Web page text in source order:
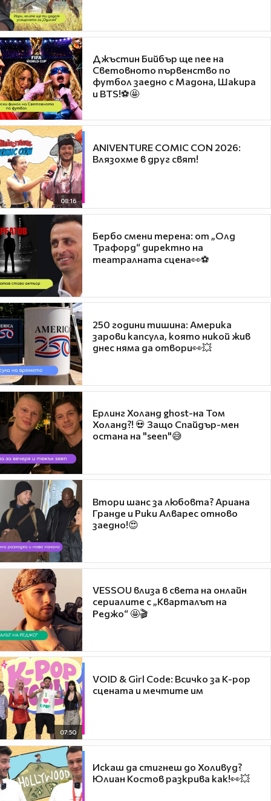
Джъстин Бийбър ще пее на
Световното първенство по
футбол заедно с Мадона, Шакира
и BTS!⚽🤩
08:16
ANIVENTURE COMIC CON 2026:
Влязохме в друг свят!
Бербо смени терена: от „Олд
Трафорд“ директно на
театралната сцена👀⚽
250 години тишина: Америка
зарови капсула, която никой жив
днес няма да отвори👀💥
Ерлинг Холанд ghost-на Том
Холанд?! 💀 Защо Спайдър-мен
остана на "seen"😅
Втори шанс за любовта? Ариана
Гранде и Рики Алварес отново
заедно!😍
VESSOU влиза в света на онлайн
сериалите с „Кварталът на
Реджо“ 🤩🎬
07:50
VOID & Girl Code: Всичко за K-pop
сцената и мечтите им
Искаш да стигнеш до Холивуд?
Юлиан Костов разкрива как!👀💥